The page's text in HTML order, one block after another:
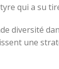
qui a su
diversité
une